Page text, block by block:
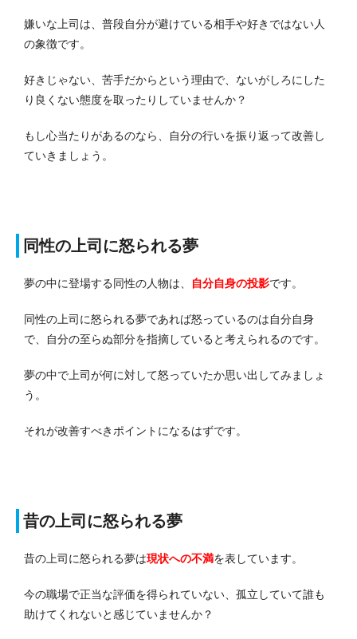
嫌いな上司は、普段自分が避けている相手や好きではない人
の象徴です。
好きじゃない、苦手だからという理由で、ないがしろにした
り良くない態度を取ったりしていませんか？
もし心当たりがあるのなら、自分の行いを振り返って改善し
ていきましょう。
同性の上司に怒られる夢
夢の中に登場する同性の人物は、 自分自身の投影です。
同性の上司に怒られる夢であれば怒っているのは自分自身
で、自分の至らぬ部分を指摘していると考えられるのです。
夢の中で上司が何に対して怒っていたか思い出してみましょ
う。
それが改善すべきポイントになるはずです。
昔の上司に怒られる夢
昔の上司に怒られる夢は現状への不満を表しています。
今の職場で正当な評価を得られていない、孤立していて誰も
助けてくれないと感じていませんか？